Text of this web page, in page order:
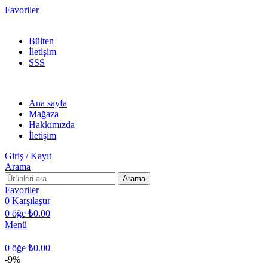
Favoriler
Bülten
İletişim
SSS
Ana sayfa
Mağaza
Hakkımızda
İletişim
Giriş / Kayıt
Arama
Arama
Favoriler
0 Karşılaştır
0 öğe ₺0.00
Menü
0 öğe ₺0.00
-9%